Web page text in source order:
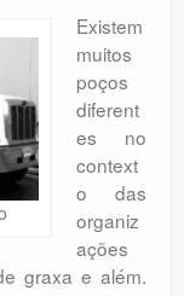
Existem
muitos
poços
diferent
es no
context
o das
organiz
ações
graxa e além.